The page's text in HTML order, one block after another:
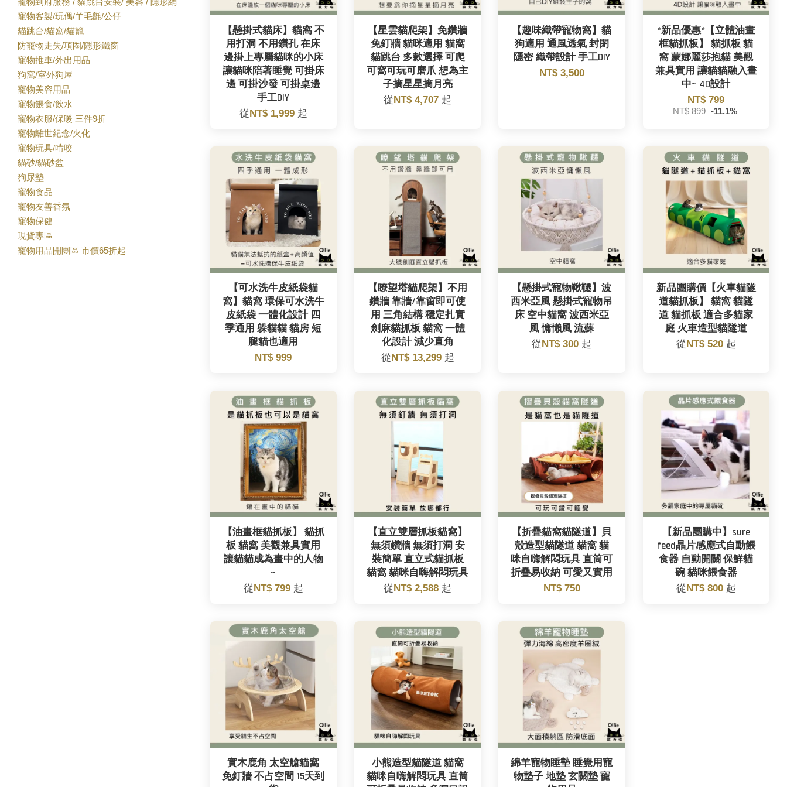
寵物客製/玩偶/羊毛氈/公仔
貓跳台/貓窩/貓籠
防寵物走失/項圈/隱形鐵窗
寵物推車/外出用品
狗窩/室外狗屋
寵物美容用品
寵物餵食/飲水
寵物衣服/保暖 三件9折
寵物離世紀念/火化
寵物玩具/啃咬
貓砂/貓砂盆
狗尿墊
寵物食品
寵物友善香氛
寵物保健
現貨專區
寵物用品開團區 市價65折起
【懸掛式貓床】貓窩 不
用打洞 不用鑽孔 在床
邊掛上專屬貓咪的小床
讓貓咪陪著睡覺 可掛床
邊 可掛沙發 可掛桌邊
手工DIY
從NT$ 1,999 起
【星雲貓爬架】免鑽牆
免釘牆 貓咪適用 貓窩
貓跳台 多款選擇 可爬
可窩可玩可磨爪 想為主
子摘星星摘月亮
從NT$ 4,707 起
【趣味織帶寵物窩】貓
狗適用 通風透氣 封閉
隱密 織帶設計 手工DIY
NT$ 3,500
*新品優惠*【立體油畫
框貓抓板】 貓抓板 貓
窩 蒙娜麗莎抱貓 美觀
兼具實用 讓貓貓融入畫
中~ 4D設計
NT$ 799
NT$ 899 -11.1%
【可水洗牛皮紙袋貓
窩】貓窩 環保可水洗牛
皮紙袋 一體化設計 四
季通用 躲貓貓 貓房 短
腿貓也適用
NT$ 999
【瞭望塔貓爬架】不用
鑽牆 靠牆/靠窗即可使
用 三角結構 穩定扎實
劍麻貓抓板 貓窩 一體
化設計 減少直角
從NT$ 13,299 起
【懸掛式寵物鞦韆】波
西米亞風 懸掛式寵物吊
床 空中貓窩 波西米亞
風 慵懶風 流蘇
從NT$ 300 起
新品團購價【火車貓隧
道貓抓板】 貓窩 貓隧
道 貓抓板 適合多貓家
庭 火車造型貓隧道
從NT$ 520 起
【油畫框貓抓板】 貓抓
板 貓窩 美觀兼具實用
讓貓貓成為畫中的人物
~
從NT$ 799 起
【直立雙層抓板貓窩】
無須鑽牆 無須打洞 安
裝簡單 直立式貓抓板
貓窩 貓咪自嗨解悶玩具
從NT$ 2,588 起
【折疊貓窩貓隧道】貝
殼造型貓隧道 貓窩 貓
咪自嗨解悶玩具 直筒可
折疊易收納 可愛又實用
NT$ 750
【新品團購中】sure
feed晶片感應式自動餵
食器 自動開關 保鮮貓
碗 貓咪餵食器
從NT$ 800 起
實木鹿角 太空艙貓窩
免釘牆 不占空間 15天到
小熊造型貓隧道 貓窩
貓咪自嗨解悶玩具 直筒
綿羊寵物睡墊 睡覺用寵
物墊子 地墊 玄關墊 寵